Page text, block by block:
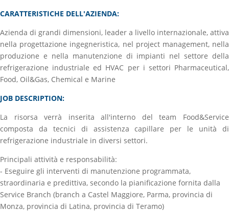
CARATTERISTICHE DELL'AZIENDA:
Azienda di grandi dimensioni, leader a livello internazionale, attiva
nella progettazione ingegneristica, nel project management, nella
produzione e nella manutenzione di impianti nel settore della
refrigerazione industriale ed HVAC per i settori Pharmaceutical,
Food, Oil&Gas, Chemical e Marine
JOB DESCRIPTION:
La risorsa verrà inserita all'interno del team Food&Service
composta da tecnici di assistenza capillare per le unità di
refrigerazione industriale in diversi settori.
Principali attività e responsabilità:
- Eseguire gli interventi di manutenzione programmata,
straordinaria e predittiva, secondo la pianificazione fornita dalla
Service Branch (branch a Castel Maggiore, Parma, provincia di
Monza, provincia di Latina, provincia di Teramo)